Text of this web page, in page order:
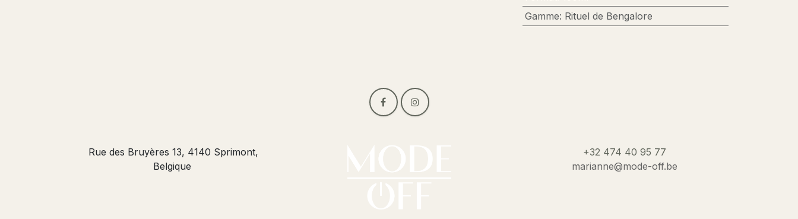
Gamme: Rituel de Bengalore
Rue des Bruyères 13, 4140 Sprimont,
Belgique
+32 474 40 95 77
marianne@mode-off.be